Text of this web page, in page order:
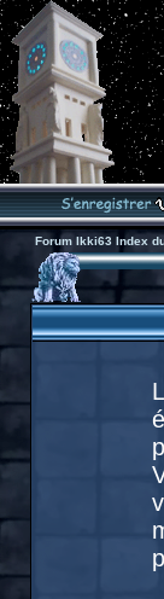
Forum Ikki63 Index